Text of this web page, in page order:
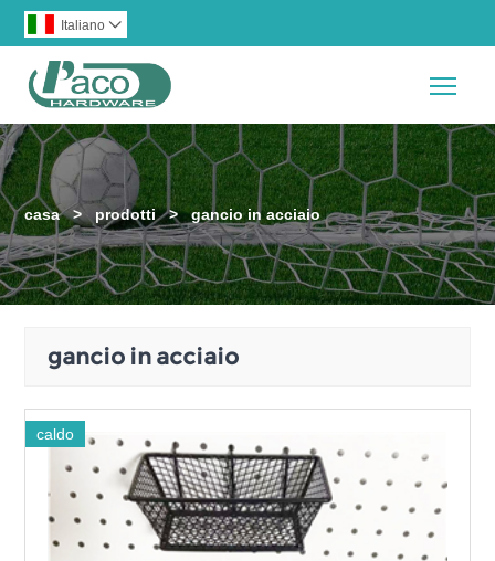
Italiano 
casa > prodotti > gancio in acciaio
gancio in acciaio
caldo